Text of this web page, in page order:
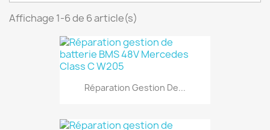
Affichage 1-6 de 6 article(s)
Réparation Gestion De...